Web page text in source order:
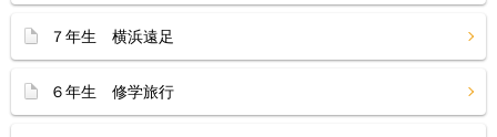
７年生 横浜遠足
６年生 修学旅行